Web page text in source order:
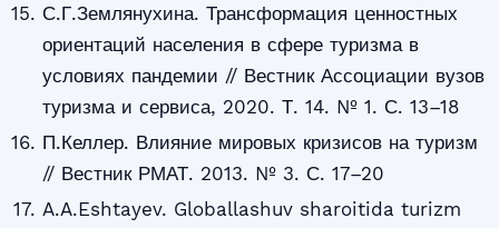
С.Г.Землянухина. Трансформация ценностных
ориентаций населения в сфере туризма в
условиях пандемии // Вестник Ассоциации вузов
туризма и сервиса, 2020. Т. 14. № 1. С. 13–18
П.Келлер. Влияние мировых кризисов на туризм
// Вестник РМАТ. 2013. № 3. С. 17–20
A.A.Eshtayev. Globallashuv sharoitida turizm